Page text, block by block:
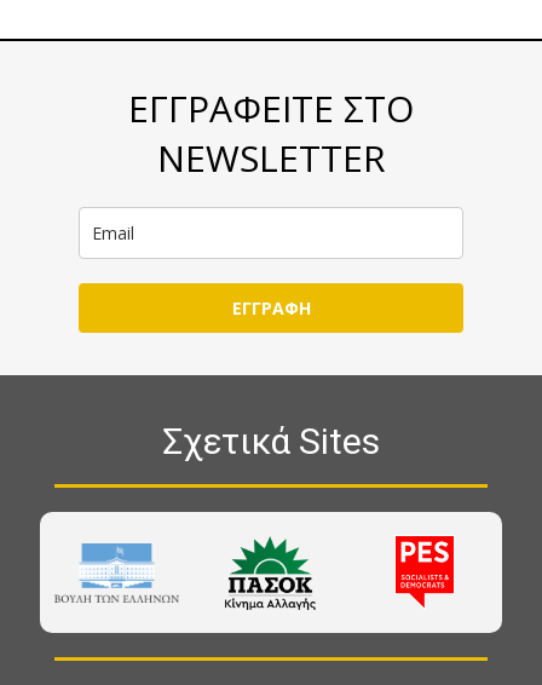
ΕΓΓΡΑΦΕΙΤΕ ΣΤΟ
NEWSLETTER
ΕΓΓΡΑΦΗ
Σχετικά Sites